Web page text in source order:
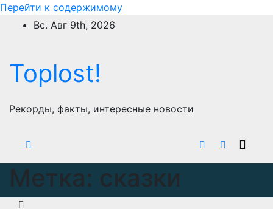
Перейти к содержимому
Вс. Авг 9th, 2026
Toplost!
Рекорды, факты, интересные новости
Метка: сказки